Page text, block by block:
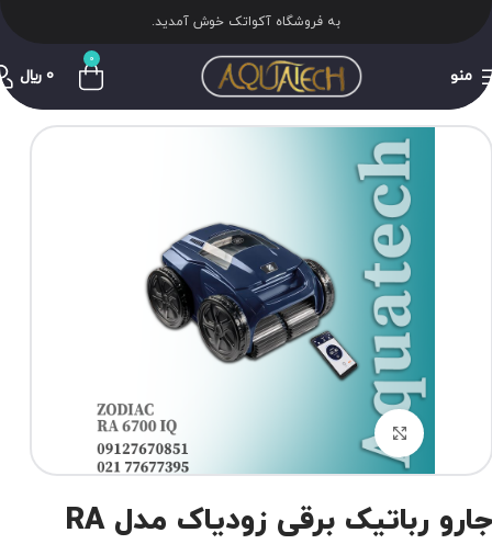
به فروشگاه آکواتک خوش آمدید.
منو
0
0 ﷼
برای بزرگنمایی کلیک کنید
جارو رباتیک برقی زودیاک مدل RA